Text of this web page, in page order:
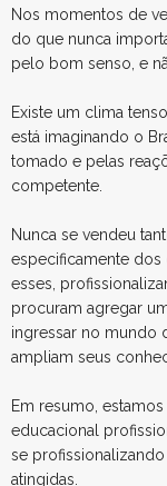
Nos momentos de
do que nunca
pelo bom senso, e
Existe um clima
está imaginando o
tomado e pelas
competente.
Nunca se vendeu
especificamente dos
esses,
procuram agregar
ingressar no mundo
ampliam seus
Em resumo,
educacional
se
atingidas.